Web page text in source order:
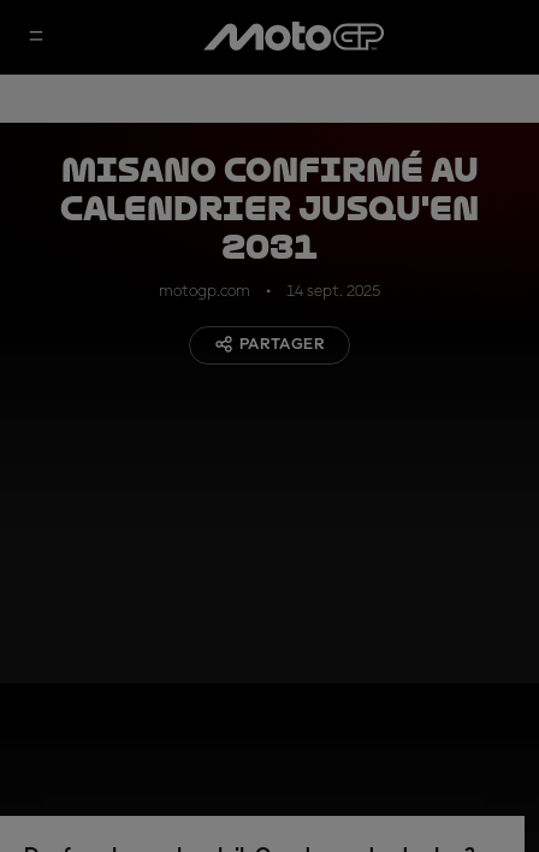
Misano confirmé au
calendrier jusqu'en
2031
motogp.com 14 sept. 2025
PARTAGER